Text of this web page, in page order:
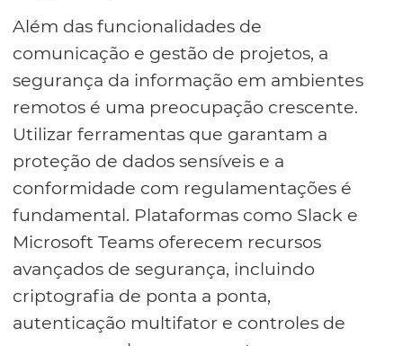
Além das funcionalidades de
comunicação e gestão de projetos, a
segurança da informação em ambientes
remotos é uma preocupação crescente.
Utilizar ferramentas que garantam a
proteção de dados sensíveis e a
conformidade com regulamentações é
fundamental. Plataformas como Slack e
Microsoft Teams oferecem recursos
avançados de segurança, incluindo
criptografia de ponta a ponta,
autenticação multifator e controles de